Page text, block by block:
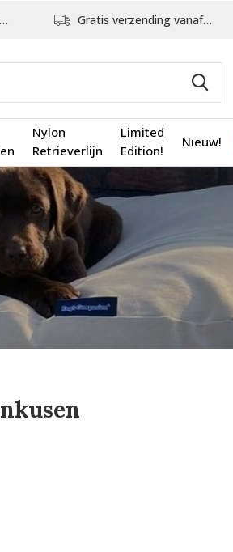
Nylon
Retrieverlijn
Limited
Edition!
Nieuw!
Gratis verzending vanaf €75,-